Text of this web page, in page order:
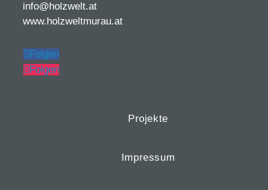
info@holzwelt.at
www.holzweltmurau.at
Folgen
Folgen
Projekte
Impressum